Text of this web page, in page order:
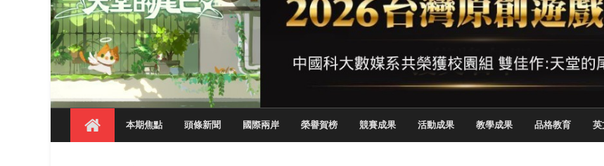
數據後的溫度：財金系傑出校友共議「人文素養」 點亮智慧金融時代的跨域新局
森城建設股份有限公司捐贈 嘉惠行管系莘莘學子
產學合作新里程！財金系師生參訪中租控股 探索金融實習優勢
英文公園 315期
【 第404期 】影視系榮獲59屆美國休士頓國際影展最高榮譽白金獎
【 第404期 】你抓得到我嗎？數媒系VR新創遊戲抱回金點新秀獎
本期焦點 頭條新聞 國際兩岸 榮譽賀榜 競賽成果 活動成果 教學成果 品格教育 英